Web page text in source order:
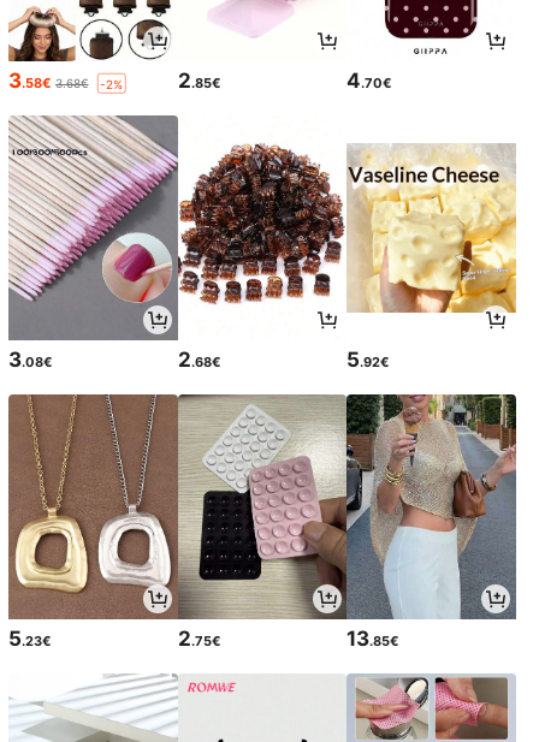
3.58€ 3.68€ -2% 2.85€ 4.70€
3.08€ 2.68€ 5.92€
5.23€ 2.75€ 13.85€